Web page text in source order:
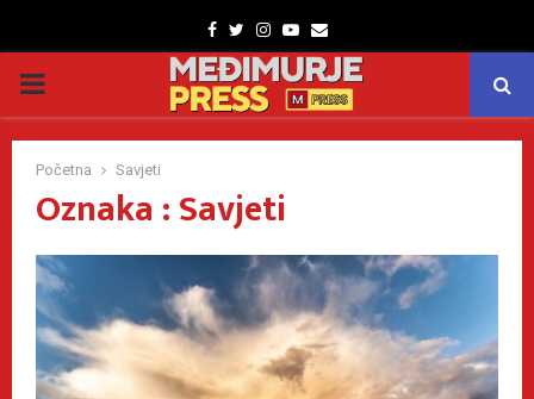
Facebook
TwitterInstagram
Youtube
Email
PRIMARY
MENU
Početna Savjeti
Oznaka : Savjeti